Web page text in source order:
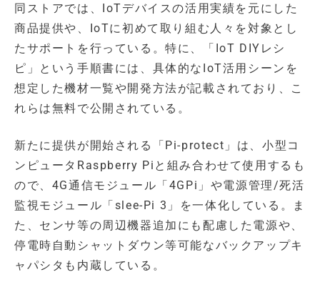
同ストアでは、IoTデバイスの活用実績を元にした
商品提供や、IoTに初めて取り組む人々を対象とし
たサポートを行っている。特に、「IoT DIYレシ
ピ」という手順書には、具体的なIoT活用シーンを
想定した機材一覧や開発方法が記載されており、こ
れらは無料で公開されている。
新たに提供が開始される「Pi-protect」は、小型コ
ンピュータRaspberry Piと組み合わせて使用するも
ので、4G通信モジュール「4GPi」や電源管理/死活
監視モジュール「slee-Pi 3」を一体化している。ま
た、センサ等の周辺機器追加にも配慮した電源や、
停電時自動シャットダウン等可能なバックアップキ
ャパシタも内蔵している。